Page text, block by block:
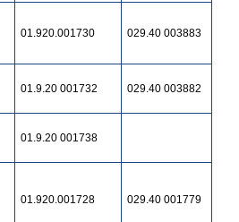
01.920.001730 029.40 003883
01.9.20 001732 029.40 003882
01.9.20 001738
01.920.001728 029.40 001779